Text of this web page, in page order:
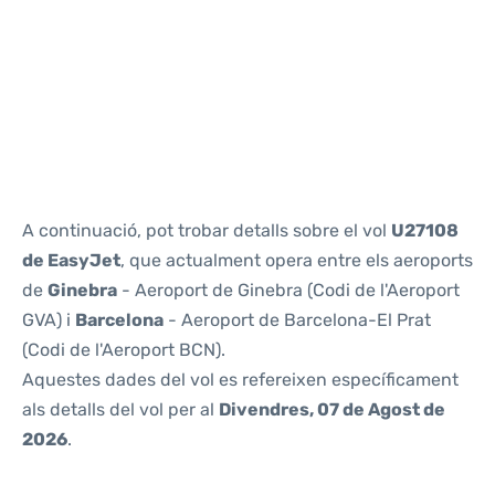
A continuació, pot trobar detalls sobre el vol U27108
de EasyJet, que actualment opera entre els aeroports
de Ginebra - Aeroport de Ginebra (Codi de l'Aeroport
GVA) i Barcelona - Aeroport de Barcelona-El Prat
(Codi de l'Aeroport BCN).
Aquestes dades del vol es refereixen específicament
als detalls del vol per al Divendres, 07 de Agost de
2026.